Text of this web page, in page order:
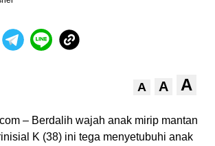
A A A
– Berdalih wajah anak mirip mantan
K (38) ini tega menyetubuhi anak